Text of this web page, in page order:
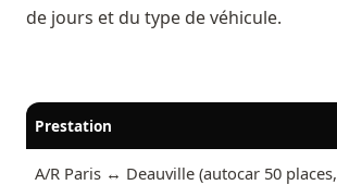
de jours et du type de véhicule.
Prestation
A/R Paris ↔ Deauville (autocar 50 places,